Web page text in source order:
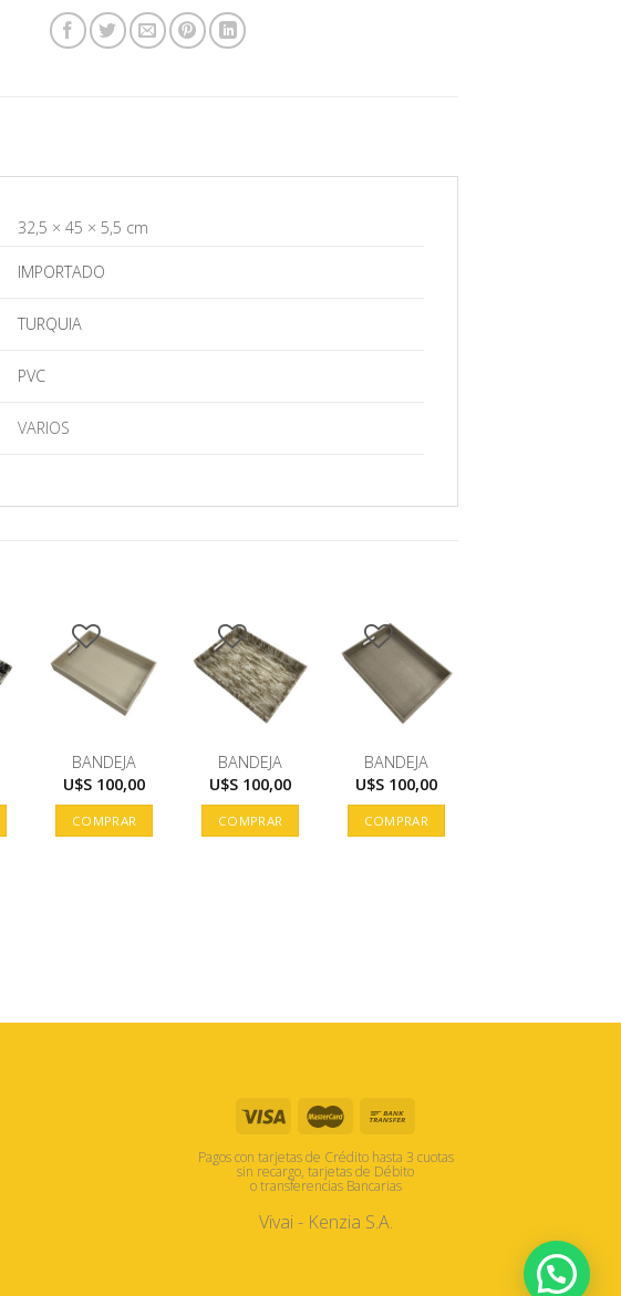
32,5 × 45 × 5,5 cm
IMPORTADO
TURQUIA
PVC
VARIOS
BANDEJA
U$S 100,00
COMPRAR
BANDEJA
U$S 100,00
COMPRAR
BANDEJA
U$S 100,00
COMPRAR
Pagos con tarjetas de Crédito hasta 3 cuotas
sin recargo, tarjetas de Débito
o transferencias Bancarias
Vivai - Kenzia S.A.